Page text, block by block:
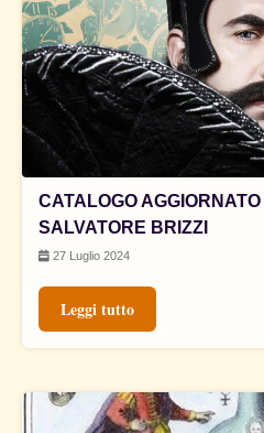
CATALOGO
SALVATORE BRIZZI
27 Luglio 2024
Leggi tutto